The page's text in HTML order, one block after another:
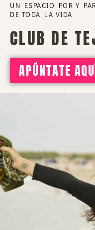
UN ESPACIO POR Y
DE TODA LA VIDA
CLUB DE
APÚNTATE